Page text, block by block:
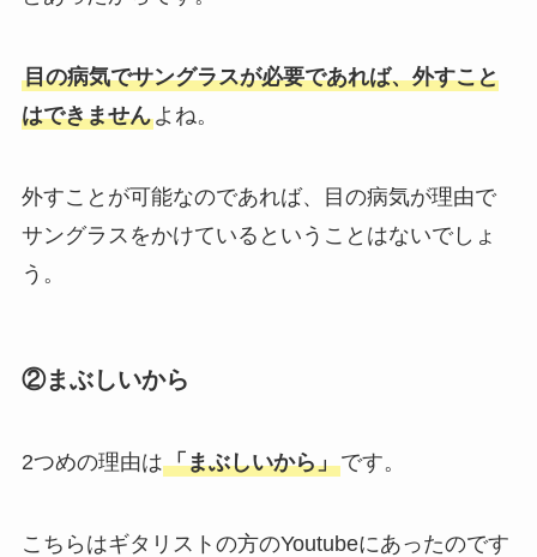
目の病気でサングラスが必要であれば、外すこと
はできませんよね。
外すことが可能なのであれば、目の病気が理由で
サングラスをかけているということはないでしょ
う。
②まぶしいから
2つめの理由は「まぶしいから」です。
こちらはギタリストの方のYoutubeにあったのです